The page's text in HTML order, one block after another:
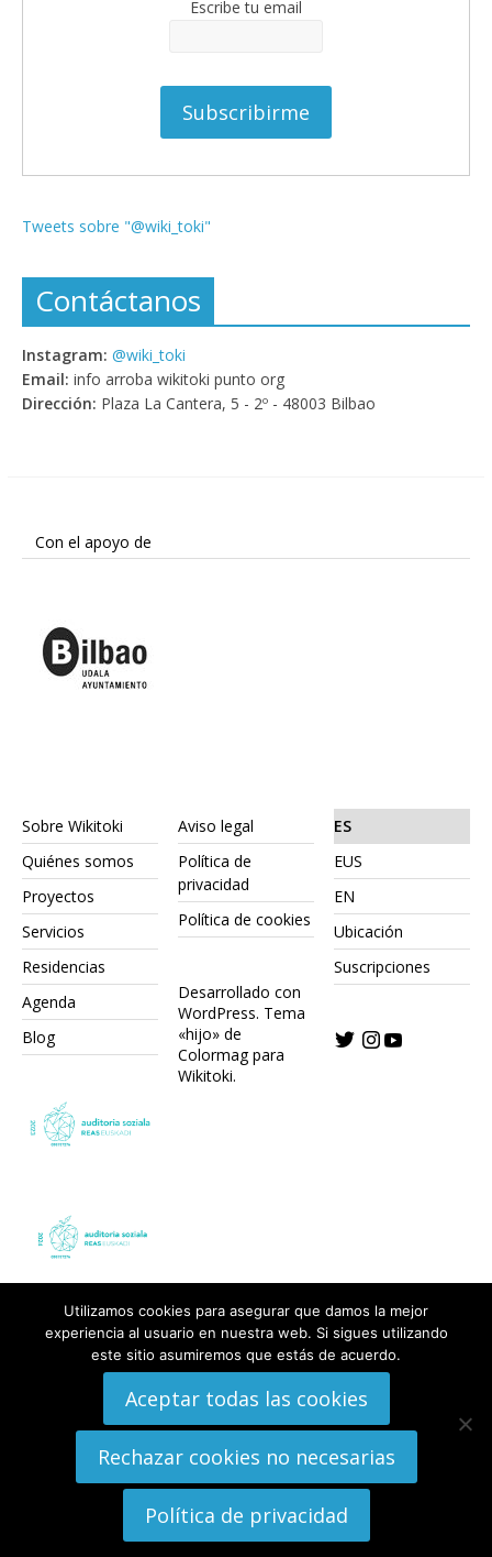
Escribe tu email
Tweets sobre "@wiki_toki"
Contáctanos
Instagram: @wiki_toki
Email: info arroba wikitoki punto org
Dirección: Plaza La Cantera, 5 - 2º - 48003 Bilbao
Con el apoyo de
Sobre Wikitoki
Quiénes somos
Proyectos
Servicios
Residencias
Agenda
Blog
Aviso legal
Política de
privacidad
Política de cookies
Desarrollado con
WordPress. Tema
«hijo» de
Colormag para
Wikitoki.
ES
EUS
EN
Ubicación
Suscripciones
Utilizamos cookies para asegurar que damos la mejor
experiencia al usuario en nuestra web. Si sigues utilizando
este sitio asumiremos que estás de acuerdo.
Aceptar todas las cookies
Rechazar cookies no necesarias
Política de privacidad